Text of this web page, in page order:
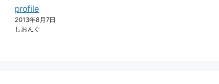
profile
2013年8月7日
しおんぐ